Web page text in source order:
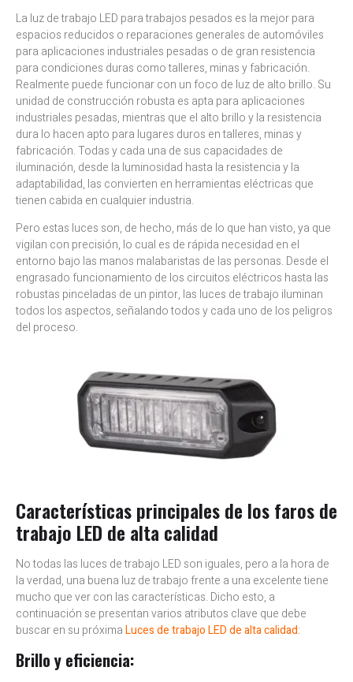
La luz de trabajo LED para trabajos pesados es la mejor para
espacios reducidos o reparaciones generales de automóviles
para aplicaciones industriales pesadas o de gran resistencia
para condiciones duras como talleres, minas y fabricación.
Realmente puede funcionar con un foco de luz de alto brillo. Su
unidad de construcción robusta es apta para aplicaciones
industriales pesadas, mientras que el alto brillo y la resistencia
dura lo hacen apto para lugares duros en talleres, minas y
fabricación. Todas y cada una de sus capacidades de
iluminación, desde la luminosidad hasta la resistencia y la
adaptabilidad, las convierten en herramientas eléctricas que
tienen cabida en cualquier industria.
Pero estas luces son, de hecho, más de lo que han visto, ya que
vigilan con precisión, lo cual es de rápida necesidad en el
entorno bajo las manos malabaristas de las personas. Desde el
engrasado funcionamiento de los circuitos eléctricos hasta las
robustas pinceladas de un pintor, las luces de trabajo iluminan
todos los aspectos, señalando todos y cada uno de los peligros
del proceso.
Características principales de los faros de
trabajo LED de alta calidad
No todas las luces de trabajo LED son iguales, pero a la hora de
la verdad, una buena luz de trabajo frente a una excelente tiene
mucho que ver con las características. Dicho esto, a
continuación se presentan varios atributos clave que debe
buscar en su próximaLuces de trabajo LED de alta calidad:
Brillo y eficiencia: